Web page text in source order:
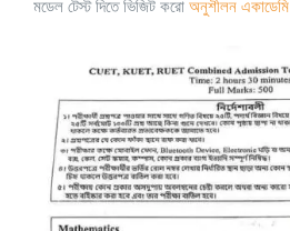
মডেল টেস্ট দিতে ভিজিট করো অনুশীলন একাডেমি